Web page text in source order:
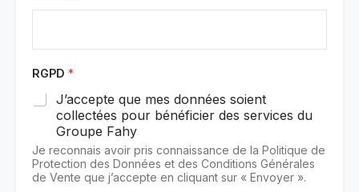
RGPD *
J’accepte que mes données soient
collectées pour bénéficier des services du
Groupe Fahy
Je reconnais avoir pris connaissance de la Politique de
Protection des Données et des Conditions Générales
de Vente que j’accepte en cliquant sur « Envoyer ».